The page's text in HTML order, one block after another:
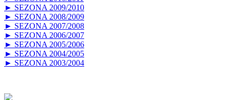
► SEZONA 2009/2010
► SEZONA 2008/2009
► SEZONA 2007/2008
► SEZONA 2006/2007
► SEZONA 2005/2006
► SEZONA 2004/2005
► SEZONA 2003/2004